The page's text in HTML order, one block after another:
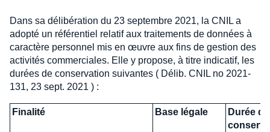
Dans sa délibération du 23 septembre 2021, la CNIL a
adopté un référentiel relatif aux traitements de données à
caractère personnel mis en œuvre aux fins de gestion des
activités commerciales. Elle y propose, à titre indicatif, les
durées de conservation suivantes ( Délib. CNIL no 2021-
131, 23 sept. 2021 ) :
Finalité Base légale
Durée de